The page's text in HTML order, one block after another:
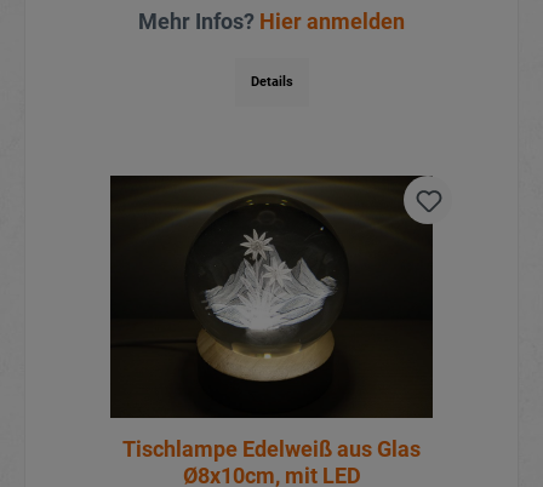
Mehr Infos? Hier anmelden
Details
Tischlampe Edelweiß aus Glas
Ø8x10cm, mit LED